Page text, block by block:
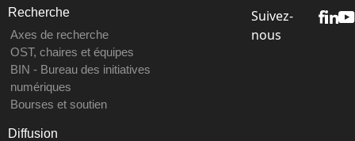
Recherche
Axes de recherche
OST, chaires et équipes
BIN - Bureau des initiatives
numériques
Bourses et soutien
Diffusion
Suivez-
nous